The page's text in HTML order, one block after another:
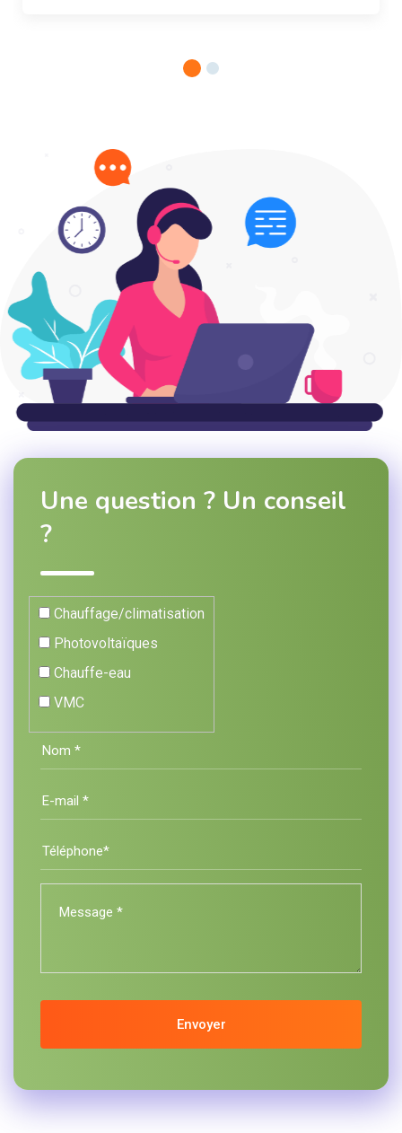
Une question ? Un conseil
?
Chauffage/climatisation
Photovoltaïques
Chauffe-eau
VMC
Envoyer